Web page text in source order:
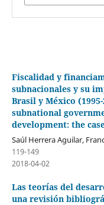
Fiscalidad y
subnacionales y su
Brasil y México
subnational
development: the
Saúl Herrera Aguilar,
119-149
2018-04-02
Las teorías del
una revisión